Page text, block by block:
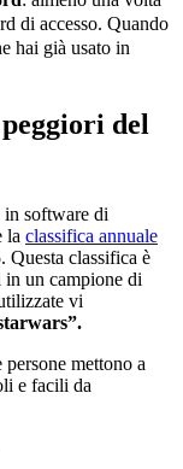
di accesso. Quando
hai già usato in
del
in software di
la classifica annuale
Questa classifica è
in un campione di
vi
mettono a
e facili da